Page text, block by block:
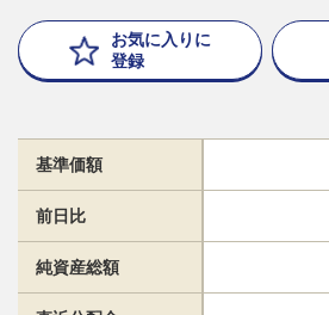
お気に入りに
登録
基準価額
前日比
純資産総額